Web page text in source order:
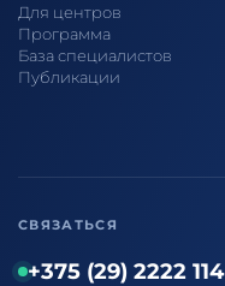
Для центров
Программа
База специалистов
Публикации
СВЯЗАТЬСЯ
+375 (29) 2222 114